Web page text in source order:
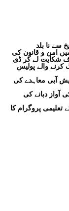
سے نا بلد
امن و قانون کی
شکایت لے کر ڈی
اے کے-47 سے فائرنگ کرنے والے پولیس
آبی معاہدے کی
آواز دبانے کی
تعلیمی پروگرام کا